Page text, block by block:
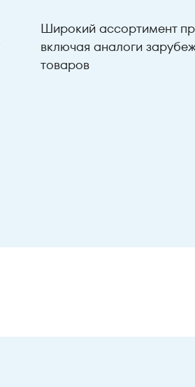
Широкий ассортимент
включая аналоги
товаров